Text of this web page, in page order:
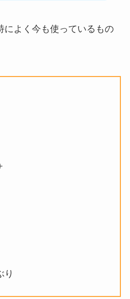
によく今も使っているもの
り